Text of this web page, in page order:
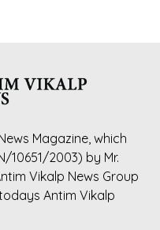
Magazine, which
10651/2003) by Mr.
Vikalp News Group
Antim Vikalp